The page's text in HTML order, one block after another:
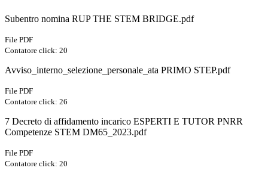
Subentro nomina RUP THE STEM BRIDGE.pdf
File PDF
Contatore click: 20
Avviso_interno_selezione_personale_ata PRIMO STEP.pdf
File PDF
Contatore click: 26
7 Decreto di affidamento incarico ESPERTI E TUTOR PNRR
Competenze STEM DM65_2023.pdf
File PDF
Contatore click: 20